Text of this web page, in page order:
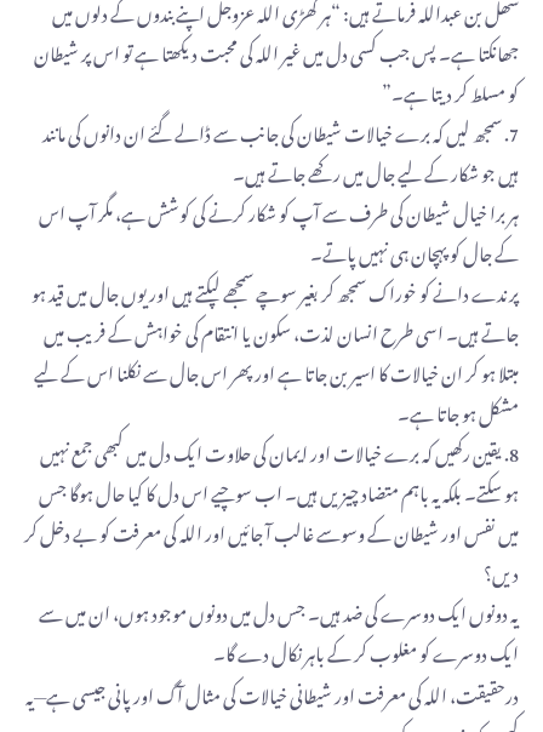
سھل بن عبداللہ فرماتے ہیں: “ہر گھڑی اللہ عزوجل اپنے بندوں کے دلوں میں
جھانکتا ہے۔ پس جب کسی دل میں غیر اللہ کی محبت دیکھتا ہے تو اس پر شیطان
کو مسلط کر دیتا ہے۔”
7. سمجھ لیں کہ برے خیالات شیطان کی جانب سے ڈالے گئے ان دانوں کی مانند
ہیں جو شکار کے لیے جال میں رکھے جاتے ہیں۔
ہر برا خیال شیطان کی طرف سے آپ کو شکار کرنے کی کوشش ہے، مگر آپ اس
کے جال کو پہچان ہی نہیں پاتے۔
پرندے دانے کو خوراک سمجھ کر بغیر سوچے سمجھے لپکتے ہیں اور یوں جال میں قید ہو
جاتے ہیں۔ اسی طرح انسان لذت، سکون یا انتقام کی خواہش کے فریب میں
مبتلا ہو کر ان خیالات کا اسیر بن جاتا ہے اور پھر اس جال سے نکلنا اس کے لیے
مشکل ہو جاتا ہے۔
8. یقین رکھیں کہ برے خیالات اور ایمان کی حلاوت ایک دل میں کبھی جمع نہیں
ہو سکتے۔ بلکہ یہ باہم متضاد چیزیں ہیں۔ اب سوچیے اس دل کا کیا حال ہوگا جس
میں نفس اور شیطان کے وسوسے غالب آ جائیں اور اللہ کی معرفت کو بے دخل کر
دیں؟
یہ دونوں ایک دوسرے کی ضد ہیں۔ جس دل میں دونوں موجود ہوں، ان میں سے
ایک دوسرے کو مغلوب کر کے باہر نکال دے گا۔
درحقیقت، اللہ کی معرفت اور شیطانی خیالات کی مثال آگ اور پانی جیسی ہے—یہ